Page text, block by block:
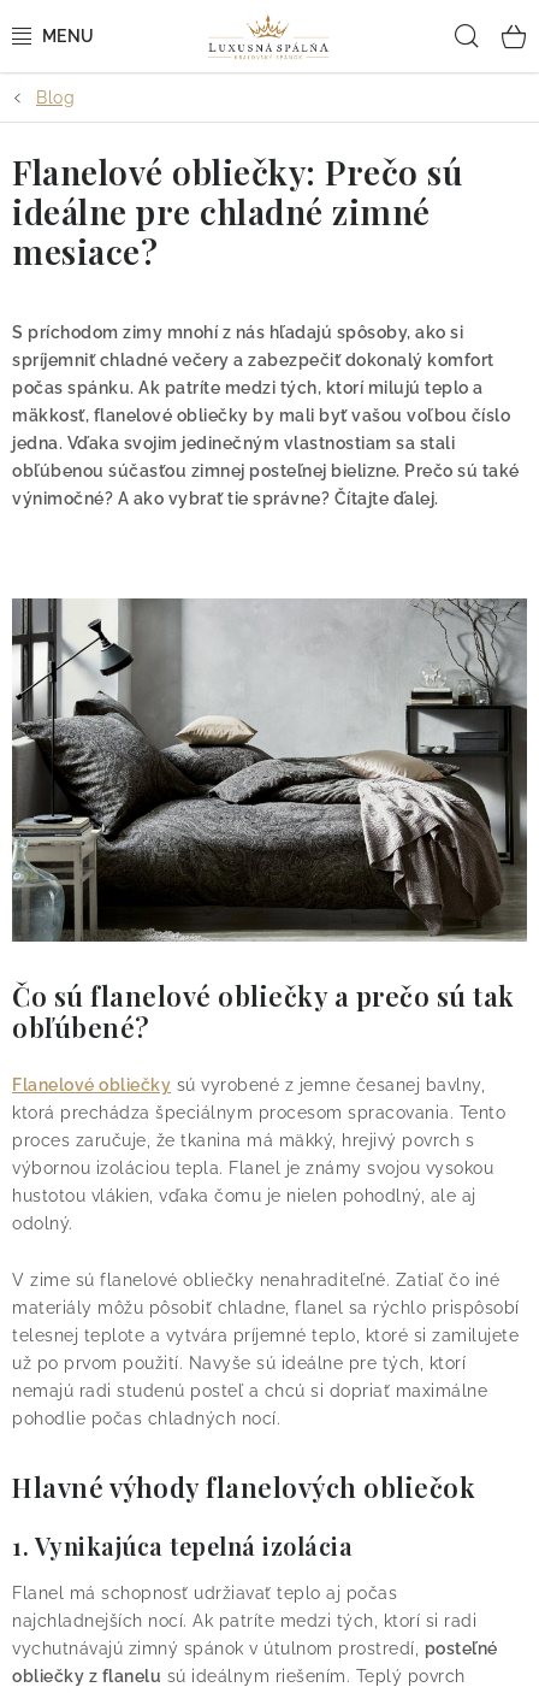
na
POSTEĽNÉ OBLIEČKY
POSTEĽNÉ PLACHTY
PREHOZY A PAPLÓNY
BYTOVÝ TEXTIL
KÚPEĽŇA + WELLNESS
DIZAJNÉRI
Podmienky ochrany osobných údajov
Reklamačný poriadok
Blog
Flanelové obliečky: Prečo sú
ideálne pre chladné zimné
mesiace?
S príchodom zimy mnohí z nás hľadajú spôsoby, ako si
spríjemniť chladné večery a zabezpečiť dokonalý komfort
počas spánku. Ak patríte medzi tých, ktorí milujú teplo a
mäkkosť, flanelové obliečky by mali byť vašou voľbou číslo
jedna. Vďaka svojim jedinečným vlastnostiam sa stali
obľúbenou súčasťou zimnej posteľnej bielizne. Prečo sú také
výnimočné? A ako vybrať tie správne? Čítajte ďalej.
Čo sú flanelové obliečky a prečo sú tak
obľúbené?
Flanelové obliečky sú vyrobené z jemne česanej bavlny,
ktorá prechádza špeciálnym procesom spracovania. Tento
proces zaručuje, že tkanina má mäkký, hrejivý povrch s
výbornou izoláciou tepla. Flanel je známy svojou vysokou
hustotou vlákien, vďaka čomu je nielen pohodlný, ale aj
odolný.
V zime sú flanelové obliečky nenahraditeľné. Zatiaľ čo iné
materiály môžu pôsobiť chladne, flanel sa rýchlo prispôsobí
telesnej teplote a vytvára príjemné teplo, ktoré si zamilujete
už po prvom použití. Navyše sú ideálne pre tých, ktorí
nemajú radi studenú posteľ a chcú si dopriať maximálne
pohodlie počas chladných nocí.
Hlavné výhody flanelových obliečok
1. Vynikajúca tepelná izolácia
Flanel má schopnosť udržiavať teplo aj počas
najchladnejších nocí. Ak patríte medzi tých, ktorí si radi
vychutnávajú zimný spánok v útulnom prostredí, posteľné
obliečky z flanelu sú ideálnym riešením. Teplý povrch